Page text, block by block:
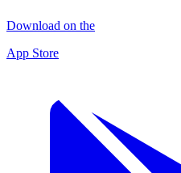
Download on the
App Store